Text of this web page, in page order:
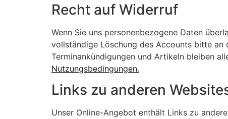
Recht auf Widerruf
Wenn Sie uns personenbezogene Daten
vollständige Löschung des Accounts bitte an
Terminankündigungen und Artikeln bleiben
Nutzungsbedingungen.
Links zu anderen
Unser Online-Angebot enthält Links zu